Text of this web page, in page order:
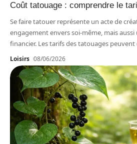
Coût tatouage : comprendre le
Se faire tatouer représente un acte de
engagement envers soi-même, mais
financier. Les tarifs des tatouages
Loisirs 08/06/2026